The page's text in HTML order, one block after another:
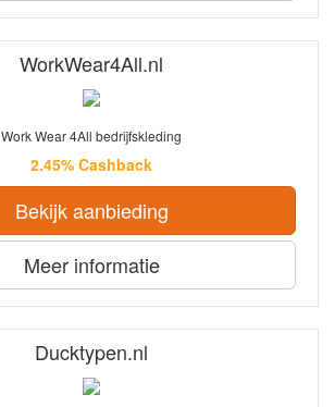
WorkWear4All.nl
Work Wear 4All bedrijfskleding
2.45% Cashback
Bekijk aanbieding
Meer informatie
Ducktypen.nl